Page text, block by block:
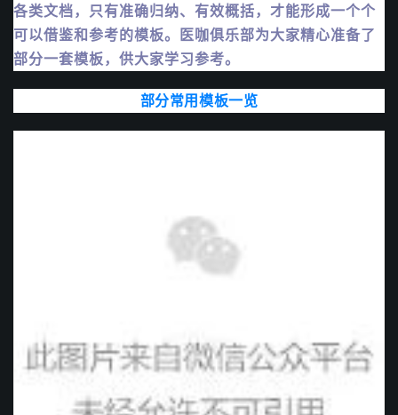
各类文档，只有准确归纳、有效概括，才能形成一个个
可以借鉴和参考的模板。医咖俱乐部为大家精心准备了
部分一套模板，供大家学习参考。
部分常用模板一览